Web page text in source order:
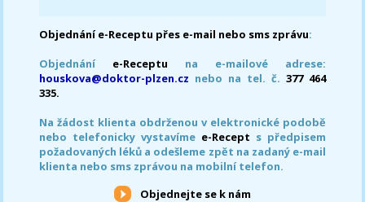
Objednání e-Receptu přes e-mail nebo sms zprávu:
Objednání e-Receptu na e-mailové adrese:
houskova@doktor-plzen.cz nebo na tel. č. 377 464
335.
Na žádost klienta obdrženou v elektronické podobě
nebo telefonicky vystavíme e-Recept s předpisem
požadovaných léků a odešleme zpět na zadaný e-mail
klienta nebo sms zprávou na mobilní telefon.
Objednejte se k nám